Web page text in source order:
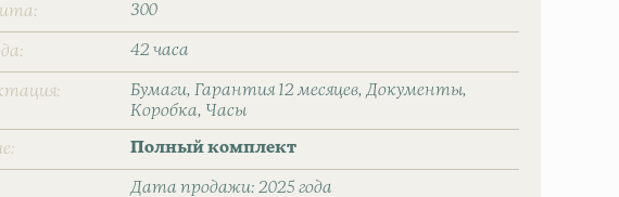
300
42 часа
Бумаги Гарантия 12 месяцев Документы
Коробка
Часы
Полный комплект
Дата продажи: 2025 года